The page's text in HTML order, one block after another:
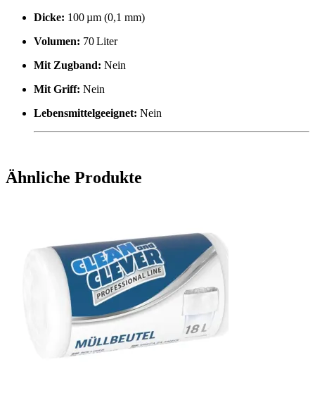
Dicke: 100 µm (0,1 mm)
Volumen: 70 Liter
Mit Zugband: Nein
Mit Griff: Nein
Lebensmittelgeeignet: Nein
Ähnliche Produkte